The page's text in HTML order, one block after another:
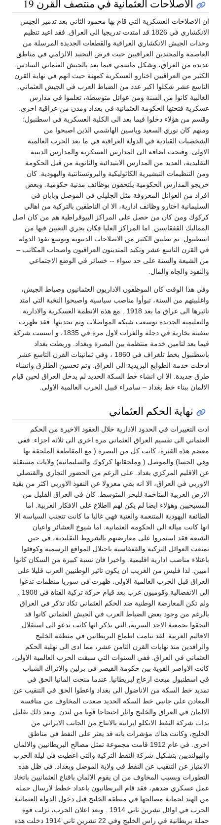
الاصلاحات العثمانية في منتصف القرن 19
ان الاصلاحات العسكرية التي قام بها محمود الثاني بعد تدمير الجيش
الانكشاري في 1826 قد امتدت تدريجيا الى العراق. فقد اعيد تنظيم
وحدات الجيش الانكشاري العراقية والقطعات الجديدة المرسلة من
العاصمة والمجندين العراقيين حيث فرض التجنيد الالزامي في مناطق
عديدة من العراق، وشكل ماسمي فيما بعد بالجيش العثماني السادس.
الكثير من العراقيين اختارو العسكرية كمهنة حيث انهم في نهاية القرن
التاسع عشر شكلوا اكبر عدد من الضباط العرب في الجيش العثماني.
الغالبية كانوا من السنة ومن عوائل متوسطة، تعلموا في مدارس
عسكرية فتحتها الحكومة العثمانية في بغداد ومدن من عراقية اخرى.
وقسم من هؤلاء دخلوا فيما بعد الى الكلية العسكرية في اسطنبول؛
ومنهم كان نوري السعيد وياسين الهاشمي الذين اصبحوا من
الشخصيات القيادية في الدولة العراقية في ما بعد الحرب العالمية
الاولى. وفتحت اضافة الى المدارس العسكرية والمدارس الدينية
التقليدية، العديد من المدارس الابتيدائية والثانوية من قبل الحكومة
ومن التنظيمات التبشيرية الكاثوليكية والبروتستانتية واليهودية. كان
خريجو المدارس الحكومية يلتحقون بوظائف مدنية حكومية. وبعض
افراد من العوائل المعروفة مثل الجليلي في الموصل وبابان في
السليمانية اختارو وظائف ادارية، الا ان الناطقين بالتركية من اهالي
كركوك ومن كان من حصل على المراكز البيوقراطية هم من كان اصل
المماليك القفقاسين. اما المراكز العليا فكان يجري التعيين فيها من
اسطنبول. تم تطبيق الكثير من الاصلاحات الدنيوية وتوسع نفوذ الدولة
في القرن التاسع عشر وتكبد المتدينون العراقيون واصحاب المكاتب –
من الشيعة والسنة على حد سواء -- خسائر في الوضع الاجتماعي
والنفوذ والجاه والمال.
وفي هذا الوقت كان الموظفون الاداريون العثمانيون وضباط الجيش،
واغلبيتهم من السنة، تبوأوا مناصب سياسية واصبحوا النخبة التي امتد
تاثيرها الى عراق ما بعد 1918 . مع هذه الانظمة العسكرية والادارية
والتعليمية الجديدة توسعت شبكة المواصلات وتم تحديثها. فقد ظهرت
سفينة بخارية في دجلة والفرات لاول مرة في 1835، و اسست شركة
فيما بعد لتامين خدمة منتظمة بين البصرة وبغداد. وربطت بغداد
باسطنبول بخط تلغراف في 1860 ، وفي ثمانينات القرن التاسع عشر
ادخلت خدمة الطوابع البريدية الى العراق. وتم تحسين الطلرق وانشاء
طرق جديدة. الا ان انشاء خط السكة الحديد لم يدخل العراق لحين قيام
الالمان ببناء خط بغداد – سامراء قبيل الحرب العالمية الاولى.
نهاية الحكم العثماني
ادت التغييرات في الحدود الادارية خلال العقود الاخيرة من الحكم
العثماني الى تقسيم العراق العثماني مرة اخرى الى ثلاثة اجزاء. ففي
معضم هذه الفترة، كانت كل من البصرة ( مع المقاطعة الملحقة بها
وهي الحسا) والموصل ( وملحقاتها كركوك والسليمانية) ولايات مستقلة
عن الاقليم المركزي بغداد. على الرغم من الحضور التجاري والقنصلي
الاوربي في العراق، الا انه بقي معزولا عن النفوذ الاوربي اكثر من بقية
الارض العربية المتاخمة للبحر المتوسط. كان في العراق القليل من
المسيحيين وهؤلاء ايضا لم يكن لهم ااطلاع على الافكار الغربية. اما
الطائفة اليهودية المتنعمة والغنية فهي غالبا ما كانت تتجنب السياسة الا
انها كانت ميالة الى الحكومة العثمانية. اما شيوخ العشائر واعيان
الشيعة فقد استمروا على معارضتهم بالشروط التقليدية، في حين
تمتعت العوائل التركية والقفقاسية باحتلال المواقع الرسمية وكوفئوا
باعتلاء مناصب ادارية اقليمية. واخيرا فان نسبة كبيرة من السكان كانوا
اميين. لذا فليس من الغريب ان يكون تاثير الوطنيين العرب قليلا على
العراق قبل الحرب العالمية الاولى. ظهرت في سوريا منظمات تدعوا
ولم تكن المعارضة الوطنية ضد الحكم العثماني تكاد تذكر في العراق
بالرغم من وجود بعض الضباط العرب في الجيش العثماني كانوا قد
التحقوا بجمعية الاحد السرية، التي يذكر انها كانت تدعو الى استقلال
الاقاليم العربية. لقد تنامت اطماع البريطانين في منطقة الخليج
والرافدين منذ نهايات القرن الثامن عشر، مما ادى الى نهلية الحكم
العثماني في العراق. ففي السنوات التي سبقت الحرب العالمية الاولى،
كانت الاواصر القوية بين حكومة القيصر في برلين والاتراك الشباب
في اسطنبول مبعث ازعاج لبريطانيا. عندما منحت المانيا الحق في
تمديد خط السكة من الاناضول الى بغداد واعطوا الحق في التنقيب عن
المعادن على جانبي خط السكة الحديد صعدت المخاوف من منافسة
الالمان في العراق والخليج واثار احتجاجا قويا من لندن. وبعد ذلك بقليل
بدات شركة النفط الانكلو ايرانية بالانتاج من الجانب الايراني من
الخليج، وكانت هناك مؤشرات بانه قد يعثر على النفط في مناطق
اخرى. في عام 1912 قامت مجموعة تمثل مصالح البريطانيين والالمان
والهولنديين بتشكيل شركة النفط التركية والتي اعطيت في ليلة الحرب
الامتياز عن التنقيب عن النفط في ولاية الموصل وبغداد. في ظل هذه
التطورات وبسبب المخاوف من ان يقوم الالمان باقناع العثمانيين باتخاذ
عمل عسكري ضدهم، فقد قام البريطانيون باعداد خطط لارسال حملة
من الهند لحماية مصالحها في منطقة الخليج قبل دخول الدولة العثمانية
الحرب في اوائل تشرين ثاني 1914 . وبعد اعلان الحرب، نزلت قوة
حملة بريطانية في راس الخليج وفي 22 تشرين ثاني 1914 دخلت هذه